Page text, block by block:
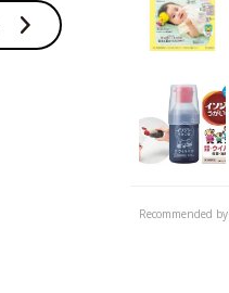
Recommended by